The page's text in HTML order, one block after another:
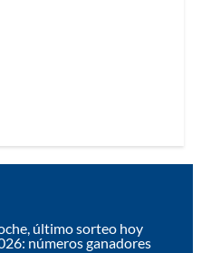
último sorteo hoy
números ganadores